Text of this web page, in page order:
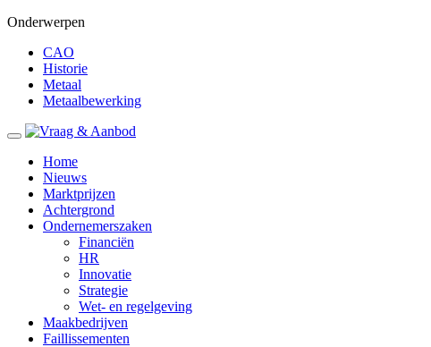
Onderwerpen
CAO
Historie
Metaal
Metaalbewerking
Home
Nieuws
Marktprijzen
Achtergrond
Ondernemerszaken
Financiën
HR
Innovatie
Strategie
Wet- en regelgeving
Maakbedrijven
Faillissementen